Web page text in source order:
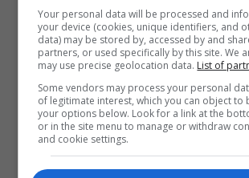
Your personal data will be processed and
your device (cookies, unique identifiers, and
data) may be stored by, accessed by and
partners, or used specifically by this site. We
may use precise geolocation data. List of
Some vendors may process your personal
of legitimate interest, which you can object to
your options below. Look for a link at the
or in the site menu to manage or withdraw
and cookie settings.